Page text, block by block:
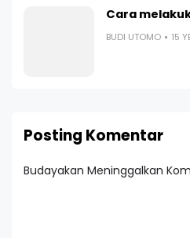
Cara
BUDI UTOMO 15
Posting Komentar
Budayakan Meninggalkan